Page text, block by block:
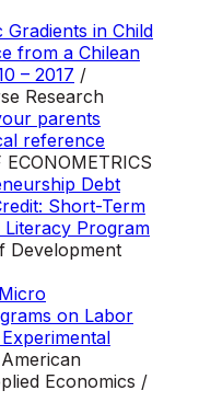
Gradients in Child
from a Chilean
– 2017 /
Research
parents
reference
Debt
Short-Term
Program
Development
on Labor
Economics /